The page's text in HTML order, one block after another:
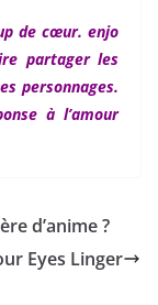
de cœur. enjo
partager les
personnages.
à l’amour
d’anime ?
Eyes Linger